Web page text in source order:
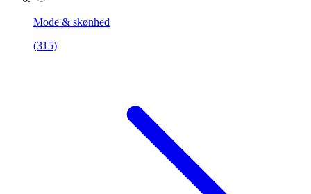
Mode & skønhed
(315)